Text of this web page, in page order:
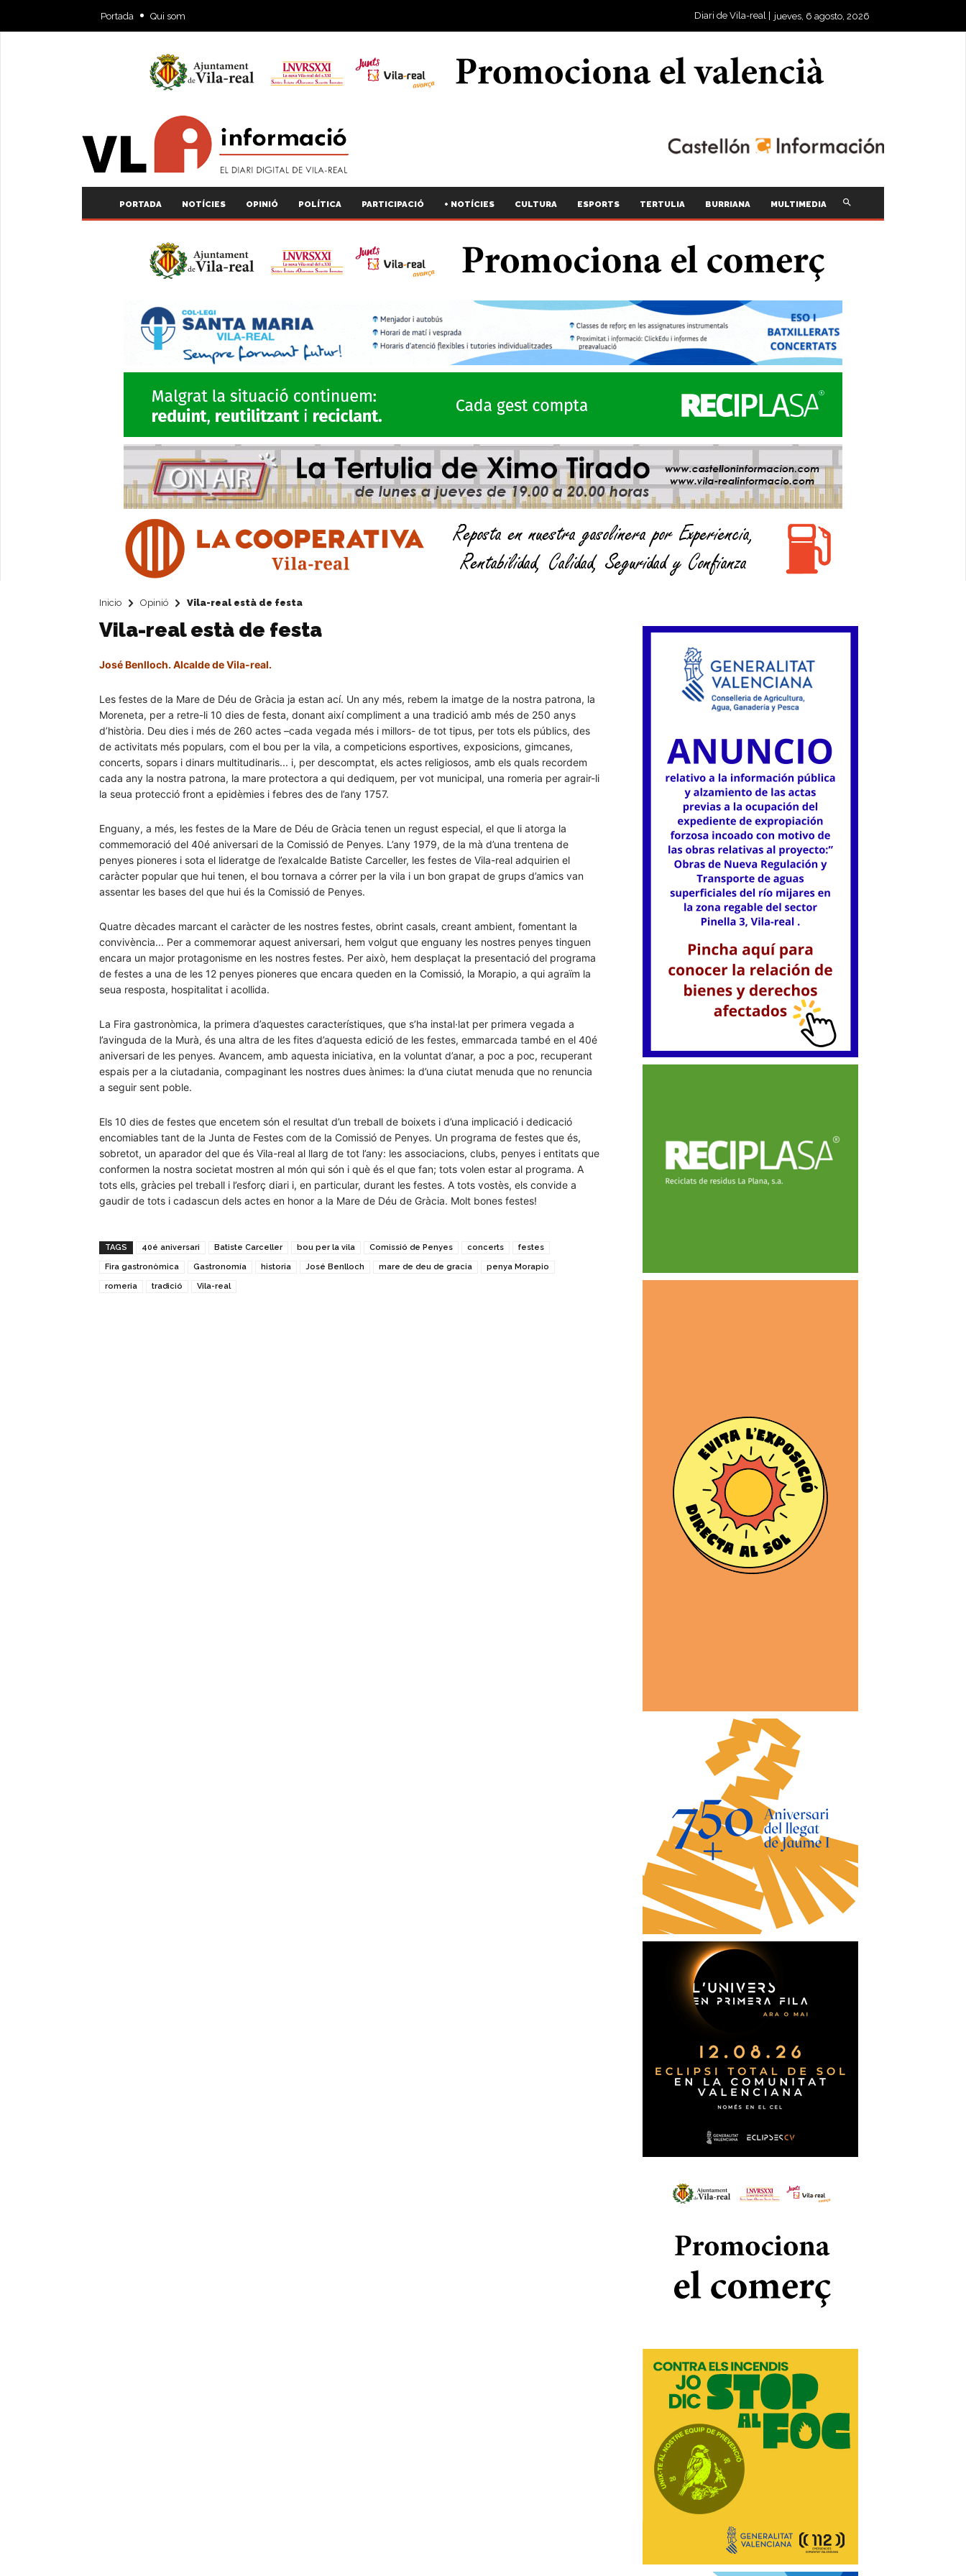
Portada Qui som Diari de Vila-real | jueves, 6 agosto, 2026
PORTADA NOTÍCIES OPINIÓ POLÍTICA PARTICIPACIÓ + NOTÍCIES CULTURA ESPORTS TERTULIA BURRIANA MULTIMEDIA
Inicio Opinió Vila-real està de festa
Vila-real està de festa
José Benlloch. Alcalde de Vila-real.
Les festes de la Mare de Déu de Gràcia ja estan ací. Un any més, rebem la imatge de la nostra patrona, la
Moreneta, per a retre-li 10 dies de festa, donant així compliment a una tradició amb més de 250 anys
d’història. Deu dies i més de 260 actes –cada vegada més i millors- de tot tipus, per tots els públics, des
de activitats més populars, com el bou per la vila, a competicions esportives, exposicions, gimcanes,
concerts, sopars i dinars multitudinaris... i, per descomptat, els actes religiosos, amb els quals recordem
cada any la nostra patrona, la mare protectora a qui dediquem, per vot municipal, una romeria per agrair-li
la seua protecció front a epidèmies i febres des de l’any 1757.
Enguany, a més, les festes de la Mare de Déu de Gràcia tenen un regust especial, el que li atorga la
commemoració del 40é aniversari de la Comissió de Penyes. L’any 1979, de la mà d’una trentena de
penyes pioneres i sota el lideratge de l’exalcalde Batiste Carceller, les festes de Vila-real adquirien el
caràcter popular que hui tenen, el bou tornava a córrer per la vila i un bon grapat de grups d’amics van
assentar les bases del que hui és la Comissió de Penyes.
Quatre dècades marcant el caràcter de les nostres festes, obrint casals, creant ambient, fomentant la
convivència... Per a commemorar aquest aniversari, hem volgut que enguany les nostres penyes tinguen
encara un major protagonisme en les nostres festes. Per això, hem desplaçat la presentació del programa
de festes a una de les 12 penyes pioneres que encara queden en la Comissió, la Morapio, a qui agraïm la
seua resposta, hospitalitat i acollida.
La Fira gastronòmica, la primera d’aquestes característiques, que s’ha instal·lat per primera vegada a
l’avinguda de la Murà, és una altra de les fites d’aquesta edició de les festes, emmarcada també en el 40é
aniversari de les penyes. Avancem, amb aquesta iniciativa, en la voluntat d’anar, a poc a poc, recuperant
espais per a la ciutadania, compaginant les nostres dues ànimes: la d’una ciutat menuda que no renuncia
a seguir sent poble.
Els 10 dies de festes que encetem són el resultat d’un treball de boixets i d’una implicació i dedicació
encomiables tant de la Junta de Festes com de la Comissió de Penyes. Un programa de festes que és,
sobretot, un aparador del que és Vila-real al llarg de tot l’any: les associacions, clubs, penyes i entitats que
conformen la nostra societat mostren al món qui són i què és el que fan; tots volen estar al programa. A
tots ells, gràcies pel treball i l’esforç diari i, en particular, durant les festes. A tots vostès, els convide a
gaudir de tots i cadascun dels actes en honor a la Mare de Déu de Gràcia. Molt bones festes!
TAGS 40é aniversari Batiste Carceller bou per la vila Comissió de Penyes concerts festes
Fira gastronòmica Gastronomía historia José Benlloch mare de deu de gracia penya Morapio
romeria tradició Vila-real